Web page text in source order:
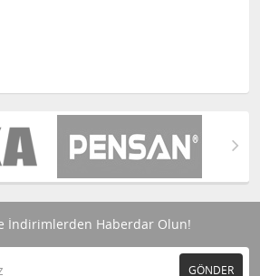
İndirimlerden Haberdar Olun!
GÖNDER